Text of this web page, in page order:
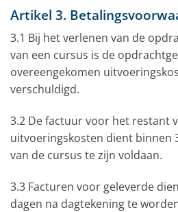
Artikel 3.
3.1 Bij het verlenen van de
van een cursus is de
overeengekomen
verschuldigd.
3.2 De factuur voor het restant
uitvoeringskosten dient binnen
van de cursus te zijn voldaan.
3.3 Facturen voor geleverde
dagen na dagtekening te